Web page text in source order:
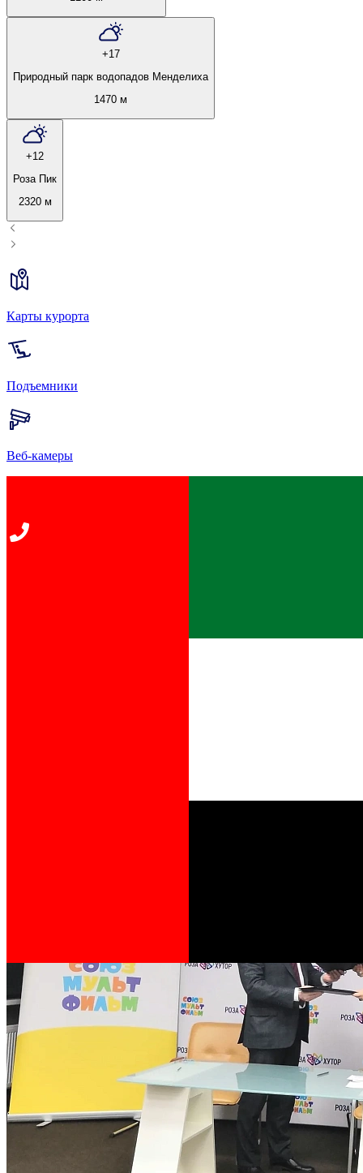
+17
Природный парк водопадов Менделиха
1470 м
+12
Роза Пик
2320 м
Карты курорта
Подъемники
Веб-камеры